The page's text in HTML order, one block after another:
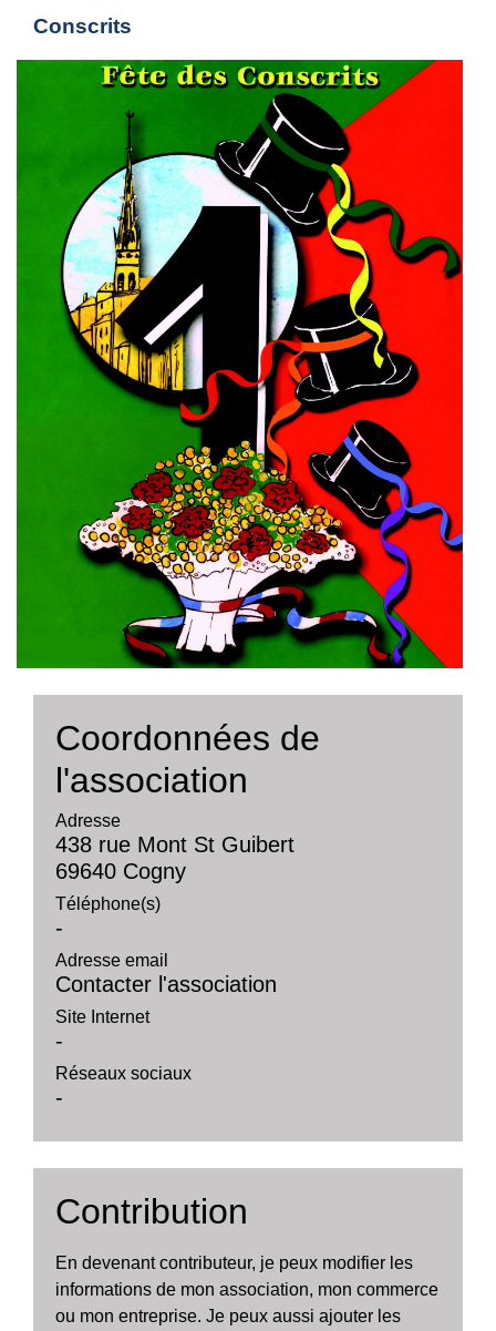
Conscrits
Coordonnées de
l'association
Adresse
438 rue Mont St Guibert
69640 Cogny
Téléphone(s)
-
Adresse email
Contacter l'association
Site Internet
-
Réseaux sociaux
-
Contribution
En devenant contributeur, je peux modifier les
informations de mon association, mon commerce
ou mon entreprise. Je peux aussi ajouter les